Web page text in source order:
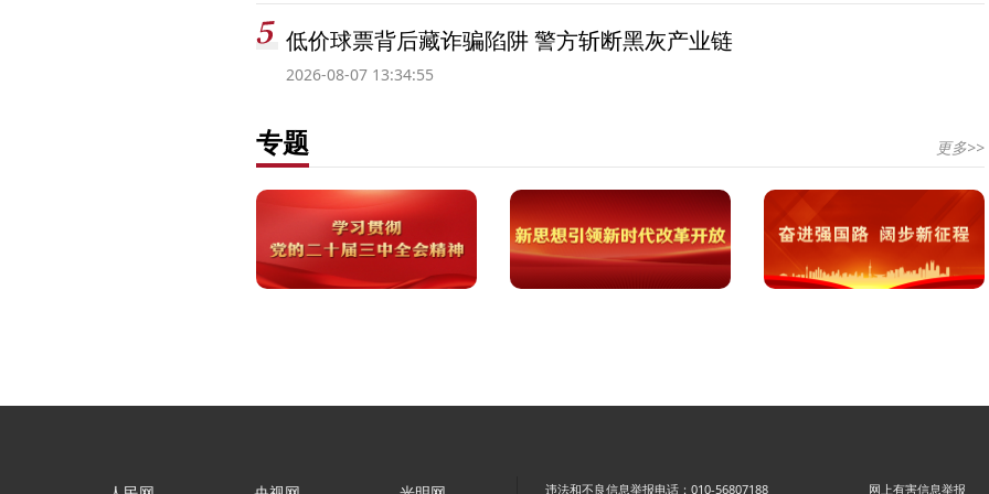
低价球票背后藏诈骗陷阱 警方斩断黑灰产业链
2026-08-07 13:34:55
专题 更多>>
违法和不良信息举报电话：010-56807188 网上有害信息举报